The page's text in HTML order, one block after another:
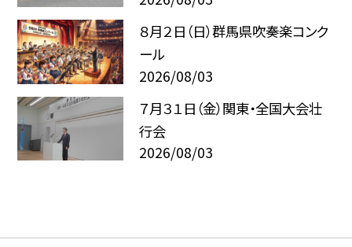
８月２日（日）群馬県吹奏楽コンク
ール
2026/08/03
７月３１日（金）関東・全国大会壮
行会
2026/08/03